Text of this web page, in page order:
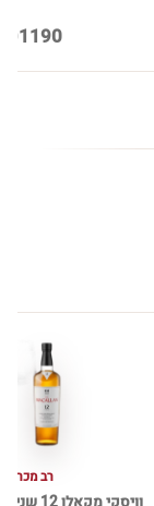
₪1190
רב מכר